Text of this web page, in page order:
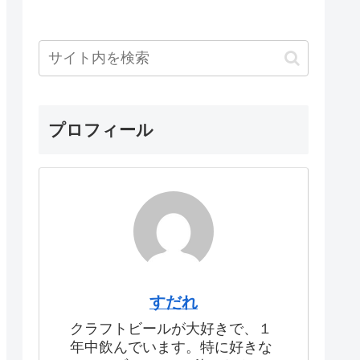
プロフィール
すだれ
クラフトビールが大好きで、１
年中飲んでいます。特に好きな